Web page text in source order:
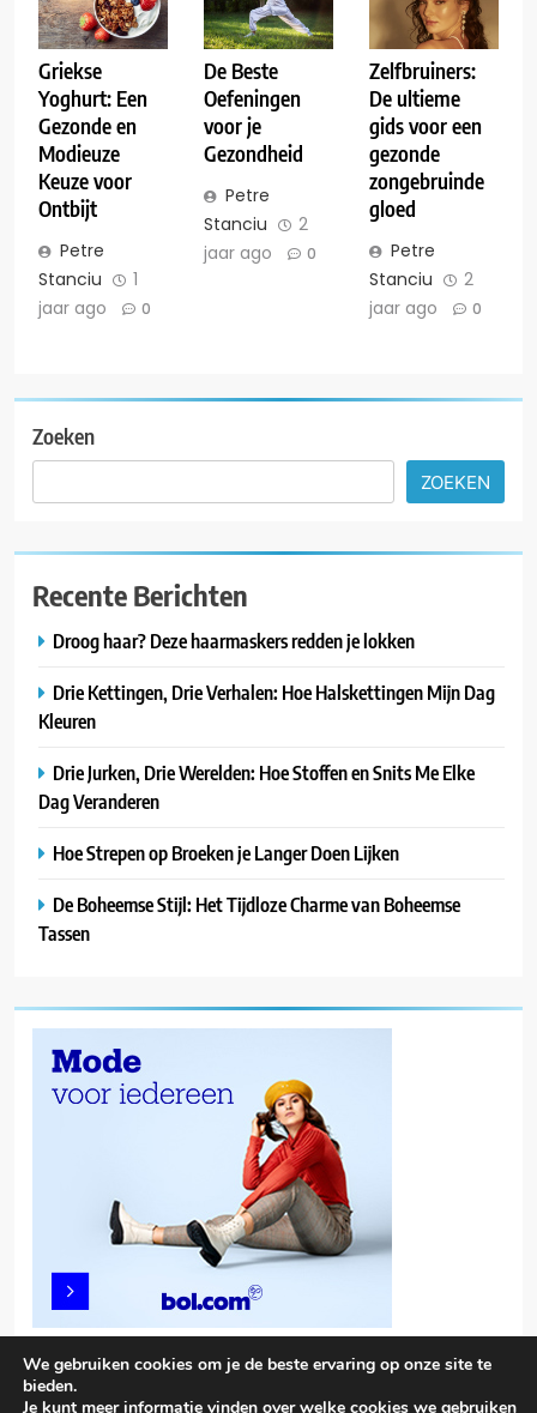
Griekse
Yoghurt: Een
Gezonde en
Modieuze
Keuze voor
Ontbijt
Petre
Stanciu
1
jaar ago
0
De Beste
Oefeningen
voor je
Gezondheid
Petre
Stanciu
2
jaar ago
0
Zelfbruiners:
De ultieme
gids voor een
gezonde
zongebruinde
gloed
Petre
Stanciu
2
jaar ago
0
Zoeken
ZOEKEN
Recente Berichten
Droog haar? Deze haarmaskers redden je lokken
Drie Kettingen, Drie Verhalen: Hoe Halskettingen Mijn Dag
Kleuren
Drie Jurken, Drie Werelden: Hoe Stoffen en Snits Me Elke
Dag Veranderen
Hoe Strepen op Broeken je Langer Doen Lijken
De Boheemse Stijl: Het Tijdloze Charme van Boheemse
Tassen
We gebruiken cookies om je de beste ervaring op onze site te
bieden.
Je kunt meer informatie vinden over welke cookies we gebruiken